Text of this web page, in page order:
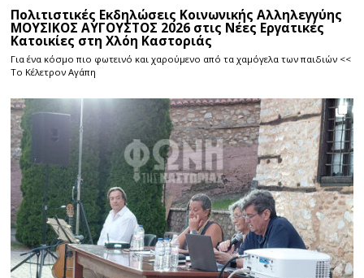
Πολιτιστικές Εκδηλώσεις Κοινωνικής Αλληλεγγύης
ΜΟΥΣΙΚΟΣ ΑΥΓΟΥΣΤΟΣ 2026 στις Νέες Εργατικές
Κατοικίες στη Χλόη Καστοριάς
Για ένα κόσμο πιο φωτεινό και χαρούμενο από τα χαμόγελα των παιδιών <<
Το Κέλετρον Αγάπη